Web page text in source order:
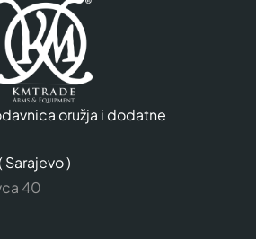
oružja i dodatne
Sarajevo )
40